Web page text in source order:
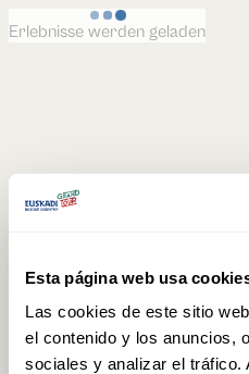
Esta página web usa
Las cookies de este sitio
el contenido y los anuncios,
sociales y analizar el tráfico.
Erlebnisse werden geladen